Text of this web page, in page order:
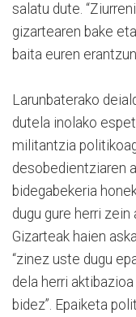
salatu dute.
gizartearen bake
baita euren erantzun
Larunbaterako
dutela inolako
militantzia
desobedientziaren
bidegabekeria
dugu gure herri zein
Gizarteak haien
“zinez uste dugu
dela herri
bidez”. Epaiketa